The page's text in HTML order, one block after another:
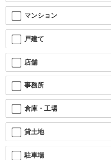
マンション
戸建て
店舗
事務所
倉庫・工場
貸土地
駐車場